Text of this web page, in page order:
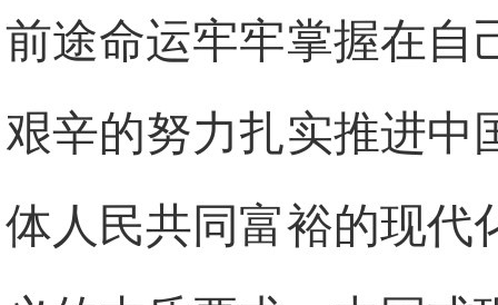
前途命运牢牢掌握在自
艰辛的努力扎实推进中
体人民共同富裕的现代